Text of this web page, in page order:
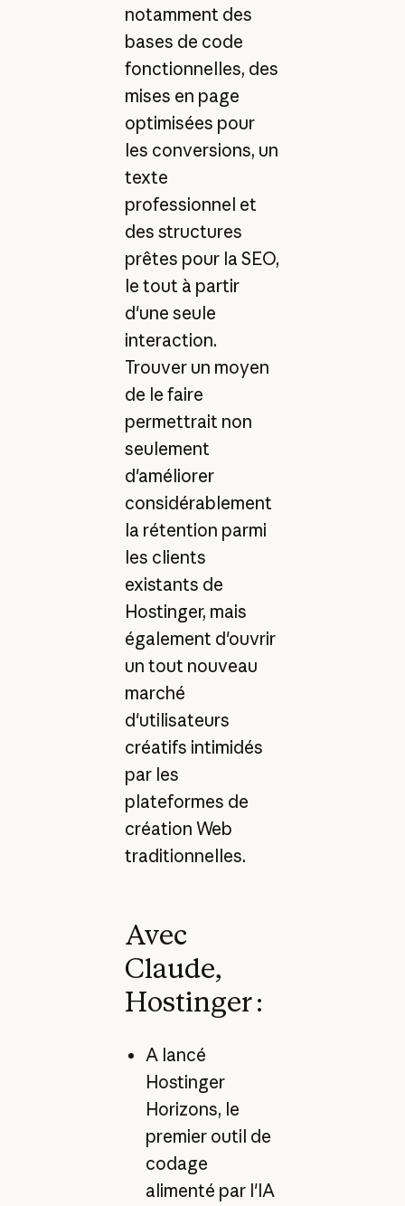
notamment des
bases de code
fonctionnelles, des
mises en page
optimisées pour
les conversions, un
texte
professionnel et
des structures
prêtes pour la SEO,
le tout à partir
d'une seule
interaction.
Trouver un moyen
de le faire
permettrait non
seulement
d'améliorer
considérablement
la rétention parmi
les clients
existants de
Hostinger, mais
également d'ouvrir
un tout nouveau
marché
d'utilisateurs
créatifs intimidés
par les
plateformes de
création Web
traditionnelles.
Avec
Claude,
Hostinger :
A lancé
Hostinger
Horizons, le
premier outil de
codage
alimenté par l'IA